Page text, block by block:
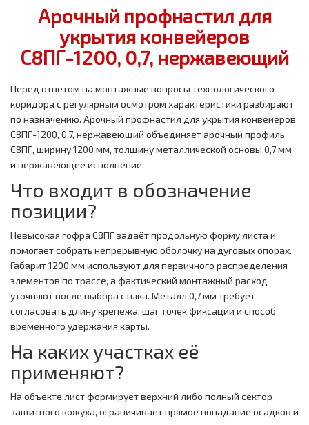
Арочный профнастил для
укрытия конвейеров
С8ПГ-1200, 0,7, нержавеющий
Перед ответом на монтажные вопросы технологического
коридора с регулярным осмотром характеристики разбирают
по назначению. Арочный профнастил для укрытия конвейеров
С8ПГ-1200, 0,7, нержавеющий объединяет арочный профиль
С8ПГ, ширину 1200 мм, толщину металлической основы 0,7 мм
и нержавеющее исполнение.
Что входит в обозначение
позиции?
Невысокая гофра С8ПГ задаёт продольную форму листа и
помогает собрать непрерывную оболочку на дуговых опорах.
Габарит 1200 мм используют для первичного распределения
элементов по трассе, а фактический монтажный расход
уточняют после выбора стыка. Металл 0,7 мм требует
согласовать длину крепежа, шаг точек фиксации и способ
временного удержания карты.
На каких участках её
применяют?
На объекте лист формирует верхний либо полный сектор
защитного кожуха, ограничивает прямое попадание осадков и